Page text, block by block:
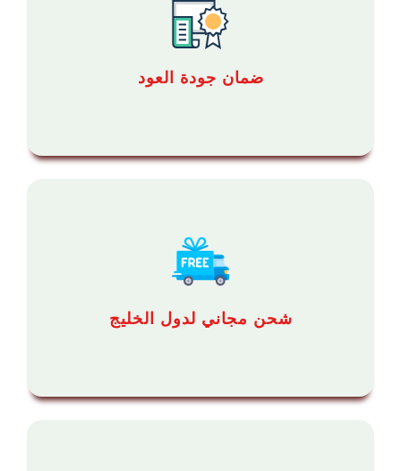
ضمان جودة العود
شحن مجاني لدول الخليج